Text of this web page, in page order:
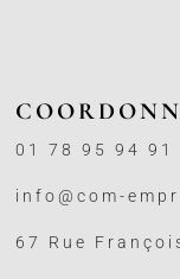
01 78 95 94 91
info@com-
67 Rue